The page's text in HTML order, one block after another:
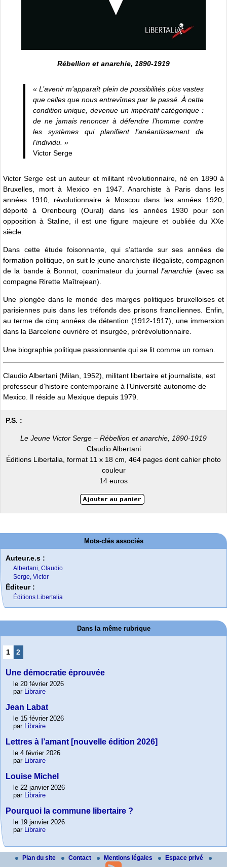
Rébellion et anarchie, 1890-1919
« L’avenir m’apparaît plein de possibilités plus vastes
que celles que nous entrevîmes par le passé. À cette
condition unique, devenue un impératif catégorique :
de ne jamais renoncer à défendre l’homme contre
les systèmes qui planifient l’anéantissement de
l’individu. »
Victor Serge
Victor Serge est un auteur et militant révolutionnaire, né en 1890 à
Bruxelles, mort à Mexico en 1947. Anarchiste à Paris dans les
années 1910, révolutionnaire à Moscou dans les années 1920,
déporté à Orenbourg (Oural) dans les années 1930 pour son
opposition à Staline, il est une figure majeure et oubliée du XXe
siècle.
Dans cette étude foisonnante, qui s’attarde sur ses années de
formation politique, on suit le jeune anarchiste illégaliste, compagnon
de la bande à Bonnot, coanimateur du journall’anarchie (avec sa
compagne Rirette Maîtrejean).
Une plongée dans le monde des marges politiques bruxelloises et
parisiennes puis dans les tréfonds des prisons franciliennes. Enfin,
au terme de cinq années de détention (1912-1917), une immersion
dans la Barcelone ouvrière et insurgée, prérévolutionnaire.
Une biographie politique passionnante qui se lit comme un roman.
Claudio Albertani (Milan, 1952), militant libertaire et journaliste, est
professeur d’histoire contemporaine à l’Université autonome de
Mexico. Il réside au Mexique depuis 1979.
P.S. :
Le Jeune Victor Serge – Rébellion et anarchie, 1890-1919
Claudio Albertani
Éditions Libertalia, format 11 x 18 cm, 464 pages dont cahier photo
couleur
14 euros
Mots-clés associés
Auteur.e.s :
Albertani, Claudio
Serge, Victor
Éditeur :
Éditions Libertalia
Dans la même rubrique
1 2
Une démocratie éprouvée
le 20 février 2026
par
Libraire
Jean Labat
le 15 février 2026
par
Libraire
Lettres à l’amant [nouvelle édition 2026]
le 4 février 2026
par
Libraire
Louise Michel
le 22 janvier 2026
par
Libraire
Pourquoi la commune libertaire ?
le 19 janvier 2026
par
Libraire
Plan du site Contact Mentions légales Espace privé